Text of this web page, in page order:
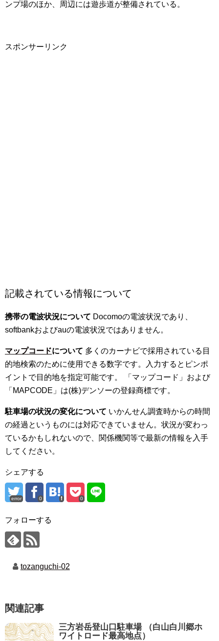
ンプ場のほか、周辺には遊歩道が整備されている。
スポンサーリンク
記載されている情報について
携帯の電波状況について Docomoの電波状況であり、
softbankおよびauの電波状況ではありません。
マップコードについて 多くのカーナビで採用されている目
的地検索のために使用できる数字です。入力するとピンポ
イントで目的地を指定可能です。 「マップコード」および
「MAPCODE」は(株)デンソーの登録商標です。
駐車場の状況の変化について いかんせん調査時からの時間
の経過というものには対応できていません。状況が変わっ
ているかもしれないので、関係機関等で最新の情報を入手
してください。
シェアする
error 0 0
フォローする
tozanguchi-02
関連記事
三方岩岳登山口駐車場 （白山白川郷ホ
ワイトロード最高地点）